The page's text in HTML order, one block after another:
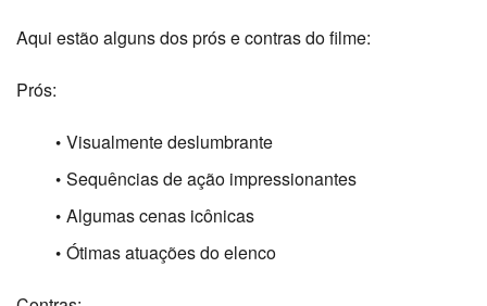
Aqui estão alguns dos prós e contras do filme:
Prós:
Visualmente deslumbrante
Sequências de ação impressionantes
Algumas cenas icônicas
Ótimas atuações do elenco